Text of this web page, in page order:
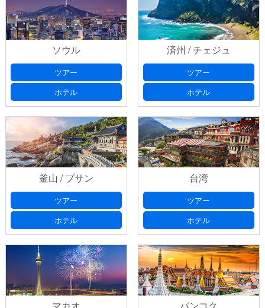
ソウル
ツアー
ホテル
済州 / チェジュ
ツアー
ホテル
釜山 / プサン
ツアー
ホテル
台湾
ツアー
ホテル